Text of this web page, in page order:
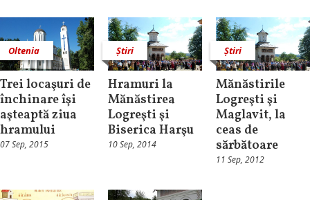
Oltenia
Trei locaşuri de
închinare îşi
aşteaptă ziua
hramului
07 Sep, 2015
Știri
Hramuri la
Mănăstirea
Logreşti şi
Biserica Harşu
10 Sep, 2014
Știri
Mănăstirile
Logreşti şi
Maglavit, la
ceas de
sărbătoare
11 Sep, 2012